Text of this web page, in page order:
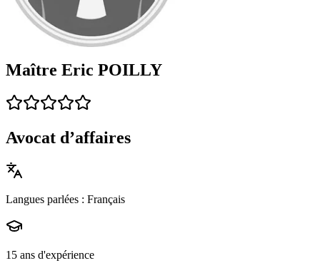
Maître Eric POILLY
Avocat d’affaires
Langues parlées : Français
15 ans d'expérience